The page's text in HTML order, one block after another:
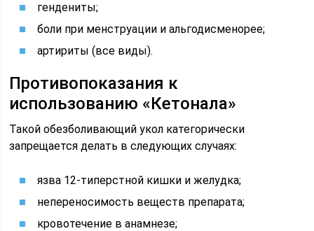
гендениты;
боли при менструации и альгодисменорее;
артириты (все виды).
Противопоказания к
использованию «Кетонала»
Такой обезболивающий укол категорически
запрещается делать в следующих случаях:
язва 12-типерстной кишки и желудка;
непереносимость веществ препарата;
кровотечение в анамнезе;